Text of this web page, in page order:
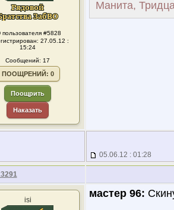
пользователя #5828
27.05.12 :
15:24
Сообщений: 17
ПООЩРЕНИЙ: 0
Поощрить
Наказать
Манита,
05.06.12 : 01:28
isi
мастер 96: